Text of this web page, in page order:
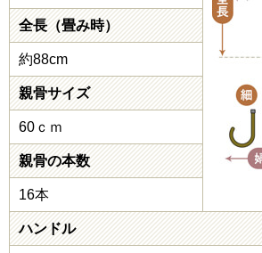
全長（畳み時）
約88cm
親骨サイズ
60ｃｍ
親骨の本数
16本
ハンドル